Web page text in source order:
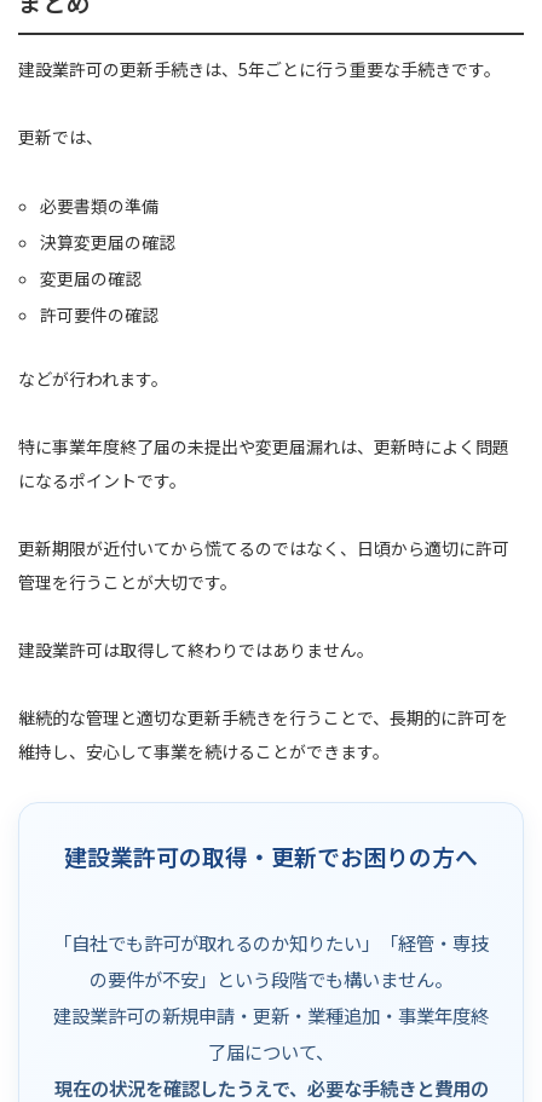
建設業許可の更新手続きは、5年ごとに行う重要な手続きです。
更新では、
必要書類の準備
決算変更届の確認
変更届の確認
許可要件の確認
などが行われます。
特に事業年度終了届の未提出や変更届漏れは、更新時によく問題
になるポイントです。
更新期限が近付いてから慌てるのではなく、日頃から適切に許可
管理を行うことが大切です。
建設業許可は取得して終わりではありません。
継続的な管理と適切な更新手続きを行うことで、長期的に許可を
維持し、安心して事業を続けることができます。
建設業許可の取得・更新でお困りの方へ
「自社でも許可が取れるのか知りたい」「経管・専技
の要件が不安」という段階でも構いません。
建設業許可の新規申請・更新・業種追加・事業年度終
了届について、
現在の状況を確認したうえで、必要な手続きと費用の